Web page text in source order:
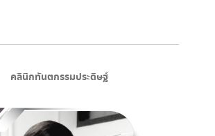
คลินิกทันตกรรมประดิษฐ์